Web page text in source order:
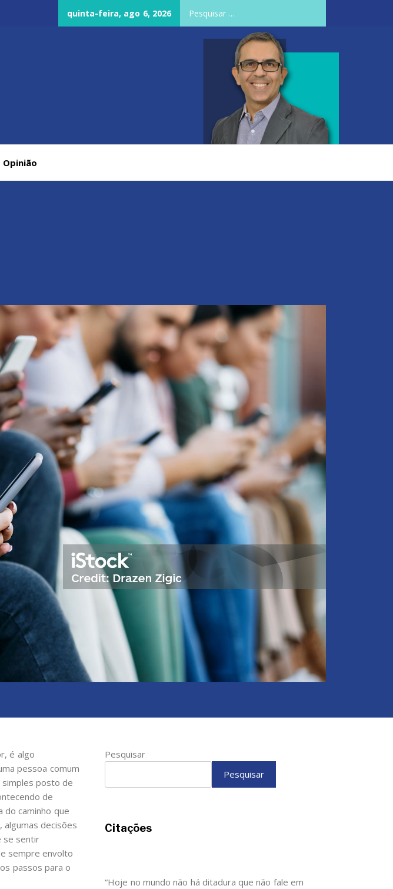
quinta-feira, ago 6, 2026
Opinião
é algo
pessoa comum
posto de
de
do caminho que
algumas decisões
se sentir
sempre envolto
passos para o
Pesquisar
Pesquisar
Citações
“Hoje no mundo não há ditadura que não fale em